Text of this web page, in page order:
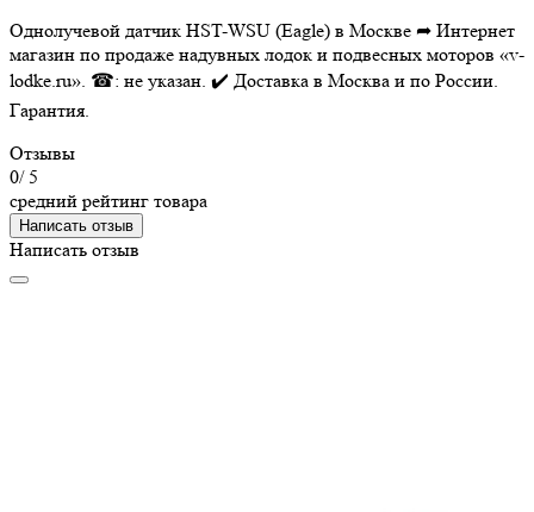
Однолучевой датчик HST-WSU (Eagle) в Москве ➦ Интернет
магазин по продаже надувных лодок и подвесных моторов «v-
lodke.ru». ☎: не указан. ✔️ Доставка в Москва и по России.
Гарантия.
Отзывы
0/ 5
средний рейтинг товара
Написать отзыв
Написать отзыв